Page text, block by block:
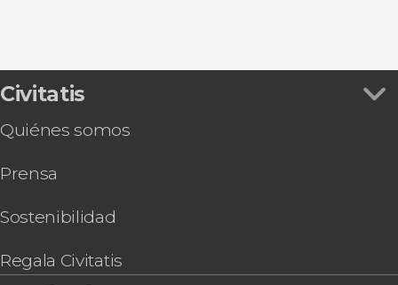
Civitatis
Quiénes somos
Prensa
Sostenibilidad
Regala Civitatis